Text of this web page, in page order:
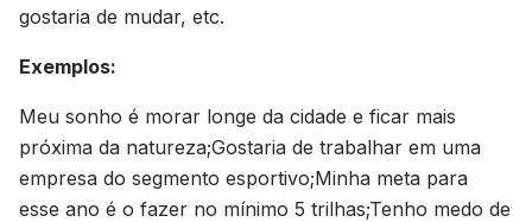
gostaria de mudar, etc.
Exemplos:
Meu sonho é morar longe da cidade e ficar mais
próxima da natureza;Gostaria de trabalhar em uma
empresa do segmento esportivo;Minha meta para
esse ano é o fazer no mínimo 5 trilhas;Tenho medo de